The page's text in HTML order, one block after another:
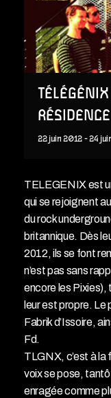
RÉSIDENCE
22 juin 2012 -24
TELEGENIX est
qui se rejoignent
du rock
britannique. Dès
2012, ils se font
n’est pas sans
encore les Pixies),
leur est propre.
Fabrik d’Issoire,
Fd.
TLGNX, c’est à la
voix se pose,
enragée comme